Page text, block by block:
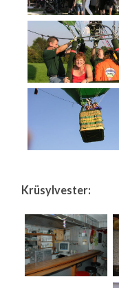
Krüsylvester: